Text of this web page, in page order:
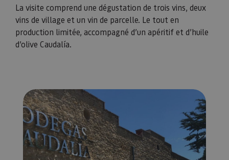
La visite comprend une dégustation de trois vins, deux
vins de village et un vin de parcelle. Le tout en
production limitée, accompagné d’un apéritif et d’huile
d’olive Caudalía.